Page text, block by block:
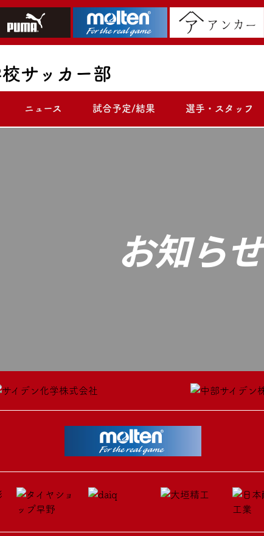
サッカー部
ニュース 試合予定/結果 選手・スタッフ
お知らせ